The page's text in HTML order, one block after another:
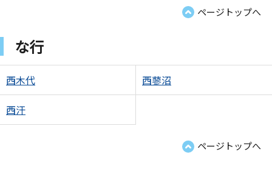
ページトップへ
な行
西木代 西蓼沼
西汗
ページトップへ